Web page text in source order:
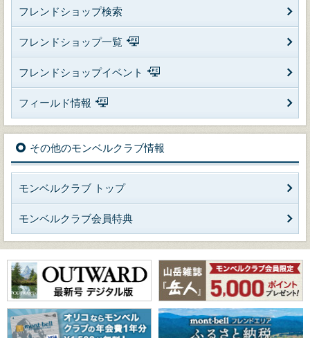
フレンドショップ検索
フレンドショップ一覧
フレンドショップイベント
フィールド情報
その他のモンベルクラブ情報
モンベルクラブ トップ
モンベルクラブ会員特典